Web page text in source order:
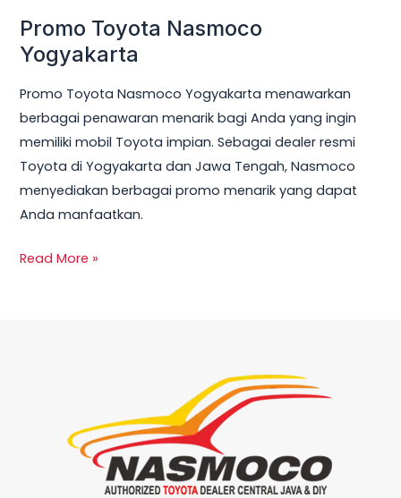
Promo Toyota Nasmoco
Yogyakarta
Promo Toyota Nasmoco Yogyakarta menawarkan
berbagai penawaran menarik bagi Anda yang ingin
memiliki mobil Toyota impian. Sebagai dealer resmi
Toyota di Yogyakarta dan Jawa Tengah, Nasmoco
menyediakan berbagai promo menarik yang dapat
Anda manfaatkan.
Read More »